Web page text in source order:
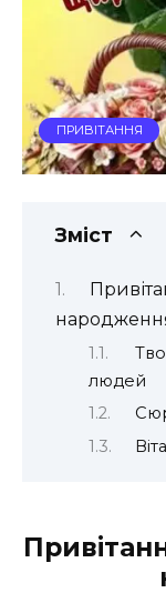
ПРИВІТАННЯ
Зміст
людей